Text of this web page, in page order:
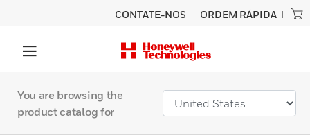
CONTATE-NOS ORDEM RÁPIDA
You are browsing the
product catalog for